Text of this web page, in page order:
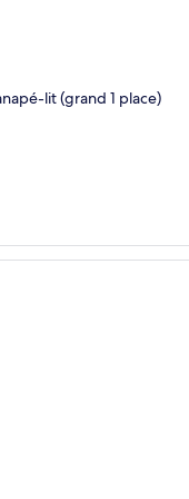
lit (grand 1 place)
Un lit bien